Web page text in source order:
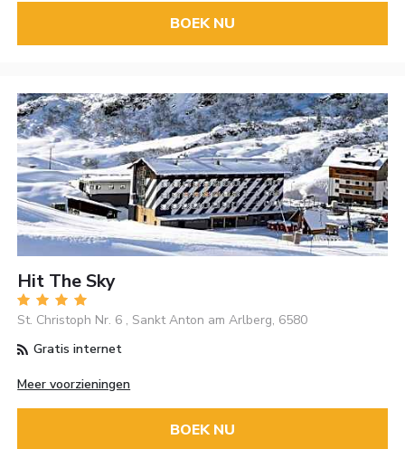
BOEK NU
Hit The Sky
St. Christoph Nr. 6 , Sankt Anton am Arlberg, 6580
Gratis internet
Meer voorzieningen
BOEK NU